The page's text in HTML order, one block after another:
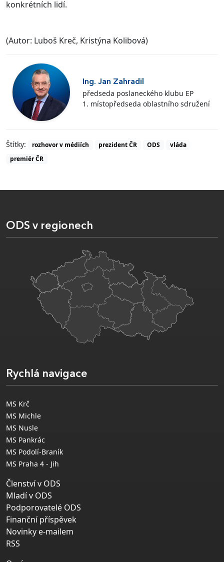
konkrétních lidí.
(Autor: Luboš Kreč, Kristýna Kolibová)
Ing. Jan Zahradil
předseda poslaneckého klubu EP
1. místopředseda oblastního sdružení
Štítky: rozhovor v médiích prezident ČR ODS
vláda
premiér ČR
ODS v regionech
Rychlá navigace
MS Krč
MS Michle
MS Nusle
MS Pankrác
MS Podolí-Braník
MS Praha 4 - Jih
Členství v ODS
Mladí v ODS
Podporovatelé ODS
Finanční příspěvek
Novinky e-mailem
RSS